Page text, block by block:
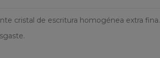
cristal de escritura homogénea extra fina.